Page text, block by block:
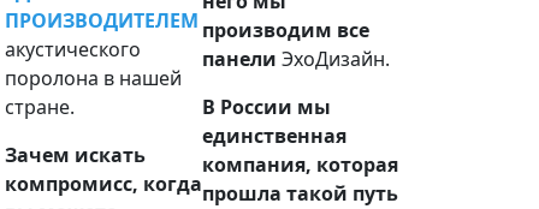
ПРОИЗВОДИТЕЛЕМ
акустического
поролона в нашей
стране.
Зачем искать
компромисс, когда
производим все
панели ЭхоДизайн.
В России мы
единственная
компания, которая
прошла такой путь